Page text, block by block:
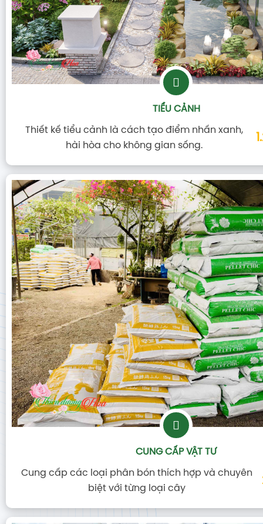
TIỂU CẢNH
Thiết kế tiểu cảnh là cách tạo điểm nhấn xanh,
hài hòa cho không gian sống.
CUNG CẤP VẬT TƯ
Cung cấp các loại phân bón thích hợp và chuyên
biệt với từng loại cây